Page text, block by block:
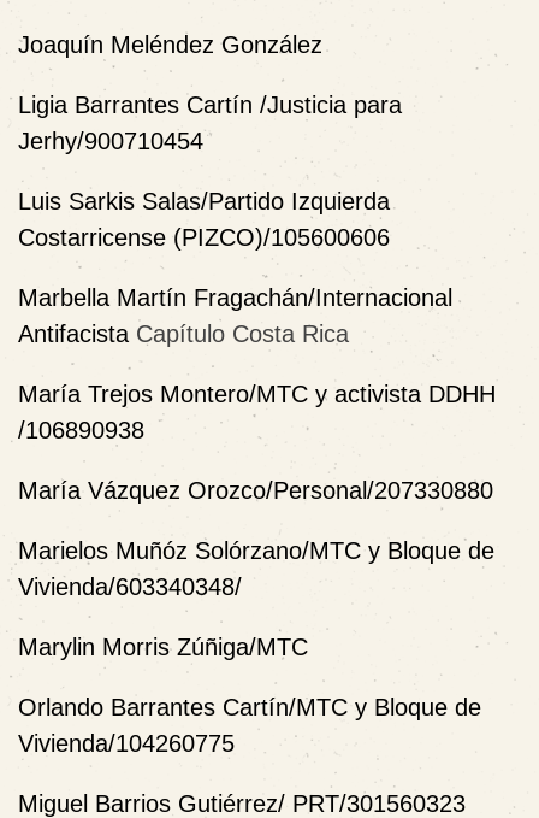
Joaquín Meléndez González
Ligia Barrantes Cartín /Justicia para
Jerhy/900710454
Luis Sarkis Salas/Partido Izquierda
Costarricense (PIZCO)/105600606
Marbella Martín Fragachán/Internacional
Antifacista Capítulo Costa Rica
María Trejos Montero/MTC y activista DDHH
/106890938
María Vázquez Orozco/Personal/207330880
Marielos Muñóz Solórzano/MTC y Bloque de
Vivienda/603340348/
Marylin Morris Zúñiga/MTC
Orlando Barrantes Cartín/MTC y Bloque de
Vivienda/104260775
Miguel Barrios Gutiérrez/ PRT/301560323